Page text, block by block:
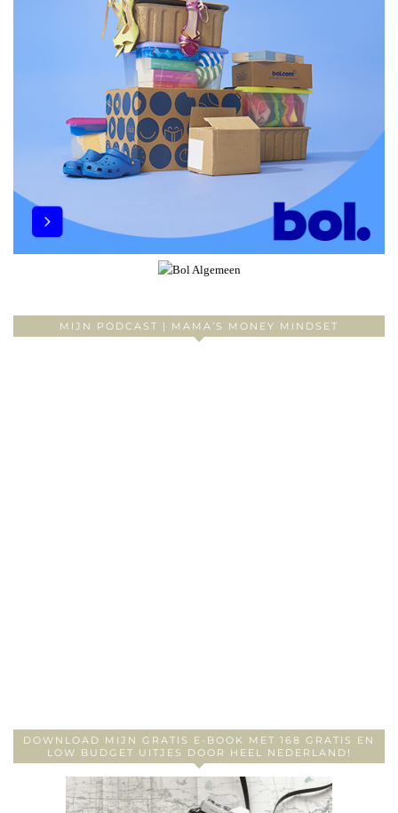
MIJN PODCAST | MAMA’S MONEY MINDSET
DOWNLOAD MIJN GRATIS E-BOOK MET 168 GRATIS EN
LOW BUDGET UITJES DOOR HEEL NEDERLAND!